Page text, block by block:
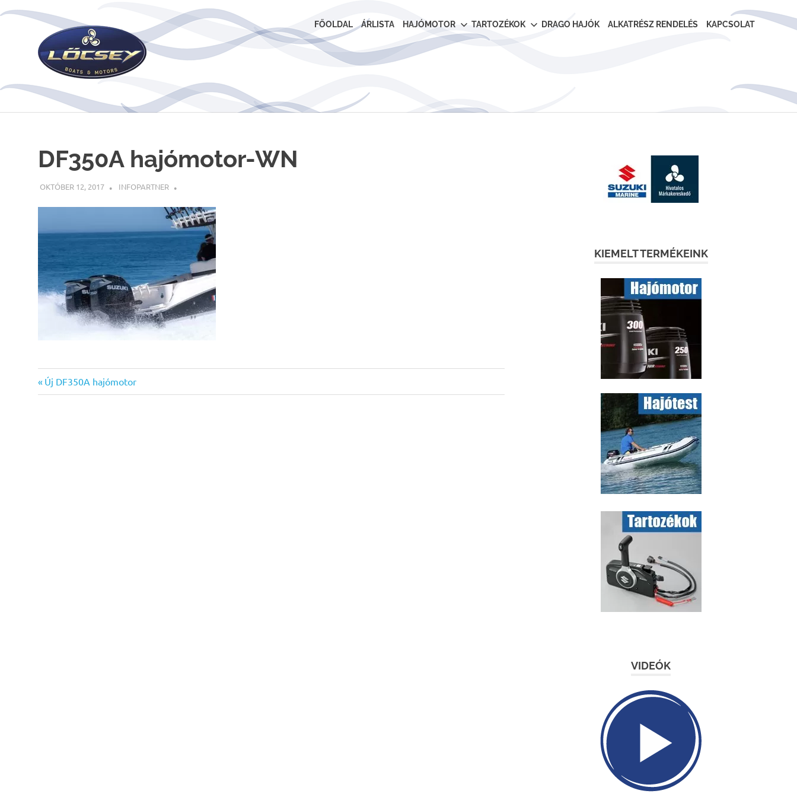
FŐOLDAL ÁRLISTA HAJÓMOTOR TARTOZÉKOK DRAGO HAJÓK ALKATRÉSZ RENDELÉS KAPCSOLAT
DF350A hajómotor-WN
OKTÓBER 12, 2017 INFOPARTNER
Bejegyzés
Previous
Post:
Új DF350A hajómotor
KIEMELT TERMÉKEINK
VIDEÓK